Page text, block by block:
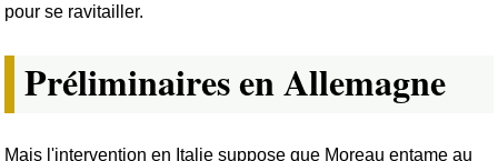
pour se ravitailler.
Préliminaires en Allemagne
Mais l'intervention en Italie suppose que Moreau entame au